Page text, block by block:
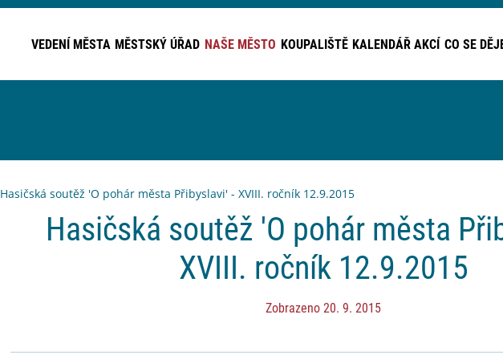
VEDENÍ MĚSTA MĚSTSKÝ ÚŘAD NAŠE MĚSTO KOUPALIŠTĚ KALENDÁŘ AKCÍ CO SE
Hasičská soutěž 'O pohár města Přibyslavi' - XVIII. ročník 12.9.2015
Hasičská soutěž 'O pohár města
XVIII. ročník 12.9.2015
Zobrazeno 20. 9. 2015